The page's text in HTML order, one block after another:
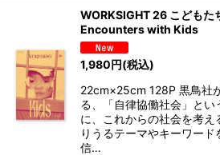
WORKSIGHT 26 こども
Encounters with Kids
1,980円(税込)
22cm×25cm 128P 黒鳥社
る、「自律協働社会」とい
に、これからの社会を考え
りうるテーマやキーワー
信…